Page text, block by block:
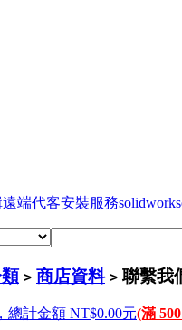
遠端代客安裝服務solidworks
> 商店資料 > 聯繫我
總計金額 NT$0.00元(滿